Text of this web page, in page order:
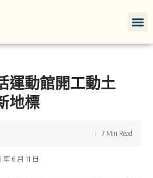
運動館開工動土
地標
年 6 月 11 日
7 Min Read